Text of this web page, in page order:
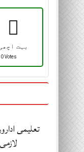
بہت
0 Votes
تعلیمی